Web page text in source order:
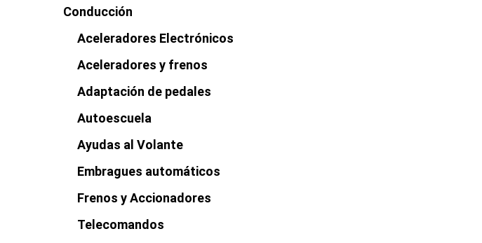
Conducción
Aceleradores Electrónicos
Aceleradores y frenos
Adaptación de pedales
Autoescuela
Ayudas al Volante
Embragues automáticos
Frenos y Accionadores
Telecomandos